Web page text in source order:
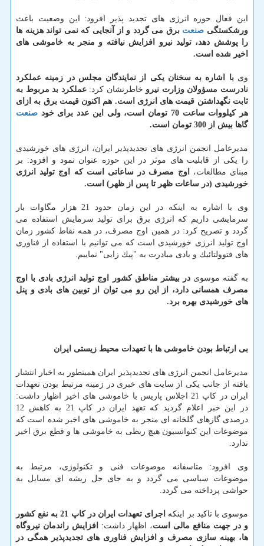
این فعال حوزه انرژی های تجدید پذیر افزود: این وضعیت باعث
ورشكستگی صنعت برق می گردد و از آنجایی كه نمی تواند هزینه ها
را پوشش دهد، تولید نیرو افزایش نیافته و منجر به خاموشی های
اخیر شده است.
ویبا اشاره به سخنان یكی از نمایندگان مجلس در زمینه عملكرد
نادرست مسؤولان وزارت نیرو خاطرنشان كرد:عملكرد بد مربوط به
ثابت نگهداشتن قیمت های انرژی است. هم اكنون قیمت برق به ازای
هر كیلووات ساعت 70 تومان است، ولی این عدد برای خود
صنعت
گاها بیش از 300 تومان است.
مدیرعامل انجمن انرژی های تجدیدپذیر ایران، انرژی های خورشیدی
را یكی از قابلیت های موثر در این حوزه عنوان نمود و افزود: بر
مبنای مطالعات،
اوج مصرف در ساعاتی است كه اوج تولید انرژی
خورشیدی (در ساعات ظهر تا پس از ظهر) است.
وی با اشاره به اینكه در این زمان حدود 21 هزار مگاوات بار
سرمایشی داریم كه انرژی برق برای تولید سرمایش استفاده می
گردد و تصریح كرد: در همین اوج مصرف، در همه نقاط كشور زمان
اوج تولید انرژی خورشیدی است كه می توانیم با استفاده از فناوری
های فتوولتائیك و بادی مبادرت به "پیك زایی" نماییم.
به گفته موسوی در بیشتر مناطق كشور اوج تولید انرژی بادی با اوج
مصرف همسانی دارد، از این رو می توان از توبین های بادی و پنل
های خورشیدی بهره برد.
بی ارتباط بودن خاموشی ها با تعهدات محیط زیستی ایران
مدیرعامل انجمن انرژی های تجدیدپذیر ایران همینطور به اخبار انتشار
یافته از جانب یكی از سایت های خبری در زمینه مرتبط بودن تعهدات
ایران در كاپ 21 اجلاس پاریس با خاموشی های اخیر اظهار داشت:
در این خبر اعلام گردید كه تعهد ایران در كاپ 21 به كاهش 12
درصدی گازهای گلخانه ای منجر به خاموشی های اخیر شده است كه
موضوعات این كنوانسیون هیچ ربطی به خاموشی ها و قطع برق اخیر
ندارد.
وی افزود: متاسفانه موضوعات فنی و تكنولوژی، مرتبط به
موضوعات سیاسی می گردد و به جای حل ریشه ای مسایل به
حواشی پرداخته می گردد.
موسوی با تاكید بر اینكه
اجرای تعهدات ایران در كاپ 21 به نفع كشور
و در جهت منافع مالی است، اظهار داشت:
افزایش راندمان نیروگاه
ها، بهینه سازی مصرف و افزایش فناوری های تجدیدپذیر همگی در